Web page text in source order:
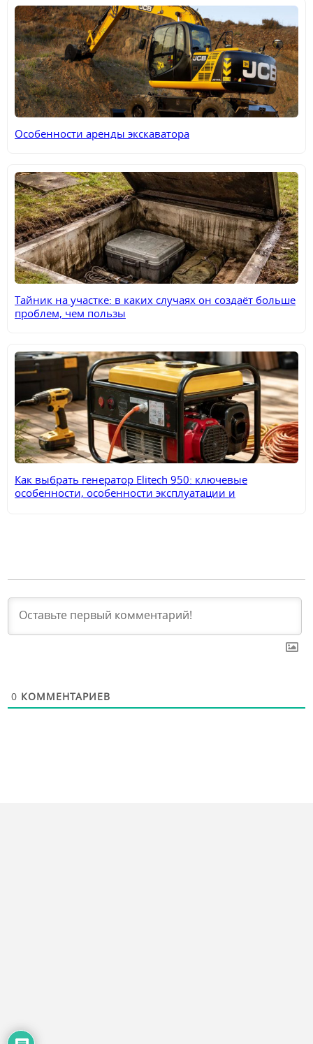
Особенности аренды экскаватора
Тайник на участке: в каких случаях он создаёт больше
проблем, чем пользы
Как выбрать генератор Elitech 950: ключевые
особенности, особенности эксплуатации и
0 КОММЕНТАРИЕВ